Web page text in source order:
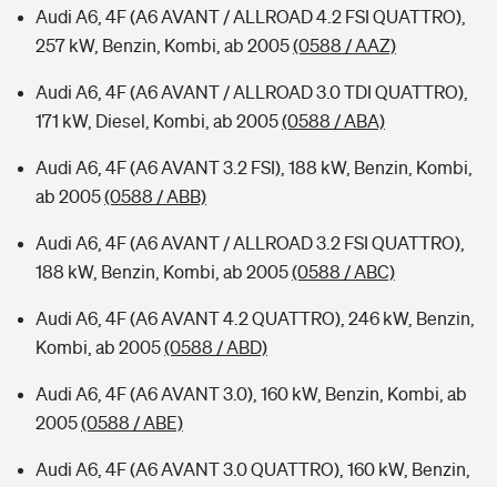
Audi A6, 4F (A6 AVANT / ALLROAD 4.2 FSI QUATTRO),
257 kW, Benzin, Kombi, ab 2005(0588 / AAZ)
Audi A6, 4F (A6 AVANT / ALLROAD 3.0 TDI QUATTRO),
171 kW, Diesel, Kombi, ab 2005(0588 / ABA)
Audi A6, 4F (A6 AVANT 3.2 FSI), 188 kW, Benzin, Kombi,
ab 2005(0588 / ABB)
Audi A6, 4F (A6 AVANT / ALLROAD 3.2 FSI QUATTRO),
188 kW, Benzin, Kombi, ab 2005(0588 / ABC)
Audi A6, 4F (A6 AVANT 4.2 QUATTRO), 246 kW, Benzin,
Kombi, ab 2005(0588 / ABD)
Audi A6, 4F (A6 AVANT 3.0), 160 kW, Benzin, Kombi, ab
2005(0588 / ABE)
Audi A6, 4F (A6 AVANT 3.0 QUATTRO), 160 kW, Benzin,